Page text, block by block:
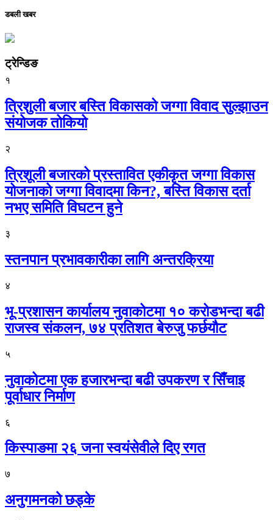
डबली खबर
ट्रेन्डिङ
१
त्रिशुली बजार बस्ति विकासको जग्गा विवाद सुल्झाउन
संयोजक तोकियो
२
त्रिशूली बजारको प्रस्तावित एकीकृत जग्गा विकास
योजनाको जग्गा विवादमा किन?, बस्ति विकास दर्ता
नभए समिति विघटन हुने
३
स्तनपान प्रभावकारीका लागि अन्तरक्रिया
४
भू-प्रशासन कार्यालय नुवाकोटमा १० करोडभन्दा बढी
राजस्व संकलन, ७४ प्रतिशत बेरुजु फर्छयौट
५
नुवाकोटमा एक हजारभन्दा बढी उपकरण र सिँचाइ
पूर्वाधार निर्माण
६
किस्पाङमा २६ जना स्वयंसेवीले दिए रगत
७
अनुगमनको छड्के